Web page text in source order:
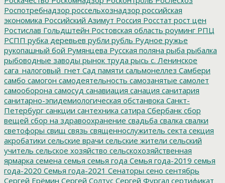
Роспотребнадзор россельхознадзор российская
экономика Российский Азимут Россия Росстат рост цен
Ростислав Гольдштейн Ростовская область роуминг РПЦ
РСПП рубка деревьев рубли рубль Рудное ружье
рукопашный бой Румянцева Русская поляна рыба рыбалка
рыбоводные заводы рынок труда рысь с. Ленинское
сага_налоговый_гнет Сад памяти сальмонеллез Самбери
самбо самогон самодеятельность самозанятые самолет
самооборона самосуд санавиация санация санитария
санитарно-эпидемиологическая обстанвока Санкт-
Петербург санкции сантехника сатира Сбербанк сбор
вещей сбор на здравоохранение свадьба свалка свалки
светофоры свищ связь священнослужитель секта секция
акробатики сельские врачи сельские жители сельский
учитель сельское хозяйство сельскохозяйственная
ярмарка семена семья семья года Семья года-2019 семья
года-2020 Семья года-2021 Сенаторы сено сентябрь
Сергей Ерёмин Сергей Солтус Сергей Фургал сертификат